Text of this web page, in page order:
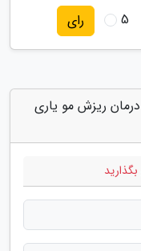
5 رای
گیاهی که به درمان ریزش مو یاری